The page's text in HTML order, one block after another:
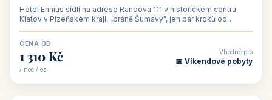
Hotel Ennius sídlí na adrese Randova 111 v historickém centru
Klatov v Plzeňském kraji, „bráně Šumavy", jen pár kroků od
CENA OD
1 310 Kč
/ noc / os.
Vhodné pro
📅 Víkendové pobyty